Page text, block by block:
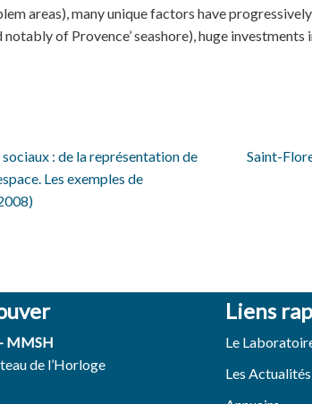
areas), many unique factors have
of Provence’ seashore), huge
: de la représentation de
Les exemples de
Saint-
MMSH
de l’Horloge
Liens
Le
Les Actualités